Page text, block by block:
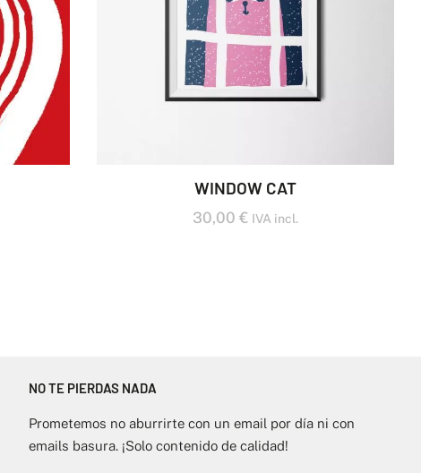
WINDOW CAT
30,00 € IVA incl.
NO TE PIERDAS NADA
Prometemos no aburrirte con un email por día ni con
emails basura. ¡Solo contenido de calidad!